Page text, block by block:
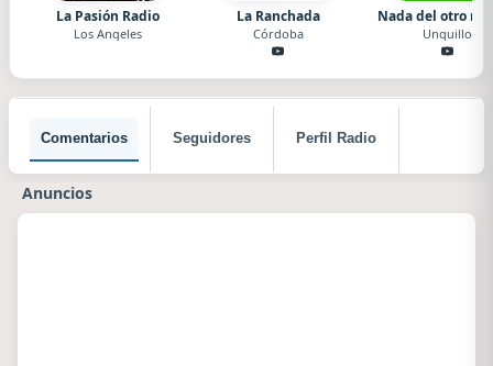
La Pasión Radio
Los Angeles
La Ranchada
Córdoba
Nada del otro
Unquillo
Comentarios Seguidores Perfil Radio
Anuncios